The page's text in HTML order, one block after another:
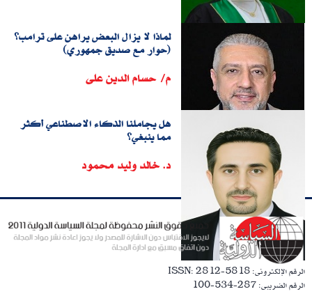
لماذا لا يزال البعض يراهن على ترامب؟
(حوار مع صديق جمهوري)
م/ حسام الدين على
هل يجاملنا الذكاء الاصطناعي أكثر
مما ينبغي؟
د. خالد وليد محمود
الرقم الإلكترونى: ISSN: 2812-5818
الرقم الضريبى: 287-534-100